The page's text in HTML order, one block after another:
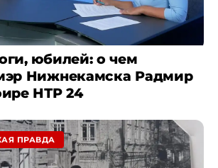
юбилей: о чем
Нижнекамска Радмир
НТР 24
ПРАВДА